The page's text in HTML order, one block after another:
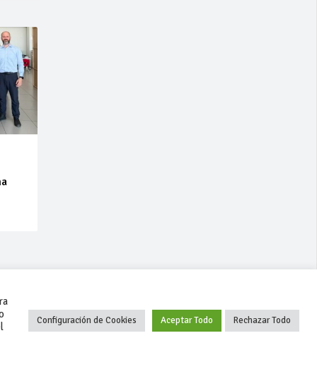
+34 627 35 00 36
Configuración de Cookies Aceptar Todo Rechazar Todo